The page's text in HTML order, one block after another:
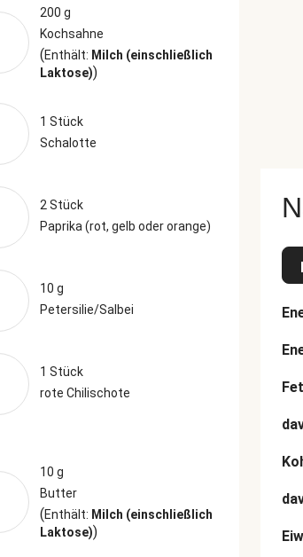
200 g
Kochsahne
(Enthält: Milch (einschließlich
Laktose))
1 Stück
Schalotte
2 Stück
Paprika (rot, gelb oder orange)
10 g
Petersilie/Salbei
1 Stück
rote Chilischote
10 g
Butter
(Enthält: Milch (einschließlich
Laktose))